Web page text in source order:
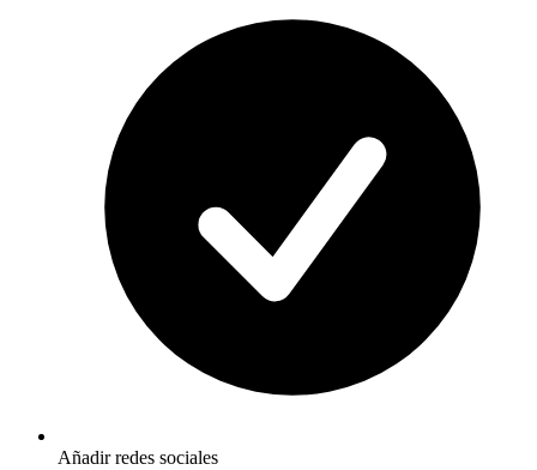
Añadir redes sociales